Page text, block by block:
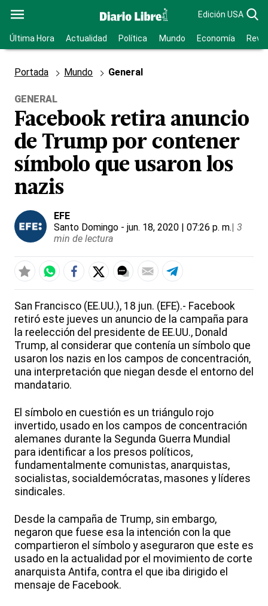
Edición USA
Última Hora Actualidad Política Mundo Economía
Portada Mundo General
GENERAL
Facebook retira anuncio
de Trump por contener
símbolo que usaron los
nazis
EFE
Santo Domingo - jun. 18, 2020 | 07:26 p. m.| 3
min de lectura
San Francisco (EE.UU.), 18 jun. (EFE).- Facebook
retiró este jueves un anuncio de la campaña para
la reelección del presidente de EE.UU., Donald
Trump, al considerar que contenía un símbolo que
usaron los nazis en los campos de concentración,
una interpretación que niegan desde el entorno del
mandatario.
El símbolo en cuestión es un triángulo rojo
invertido, usado en los campos de concentración
alemanes durante la Segunda Guerra Mundial
para identificar a los presos políticos,
fundamentalmente comunistas, anarquistas,
socialistas, socialdemócratas, masones y líderes
sindicales.
Desde la campaña de Trump, sin embargo,
negaron que fuese esa la intención con la que
compartieron el símbolo y aseguraron que este es
usado en la actualidad por el movimiento de corte
anarquista Antifa, contra el que iba dirigido el
mensaje de Facebook.